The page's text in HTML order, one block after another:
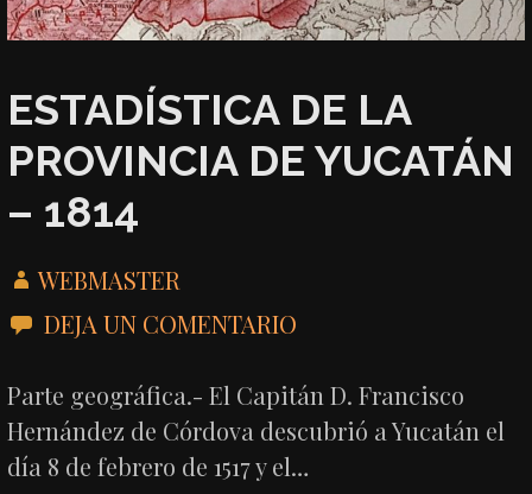
ESTADÍSTICA DE LA
PROVINCIA DE YUCATÁN
– 1814
WEBMASTER
DEJA UN COMENTARIO
Parte geográfica.- El Capitán D. Francisco
Hernández de Córdova descubrió a Yucatán el
día 8 de febrero de 1517 y el…